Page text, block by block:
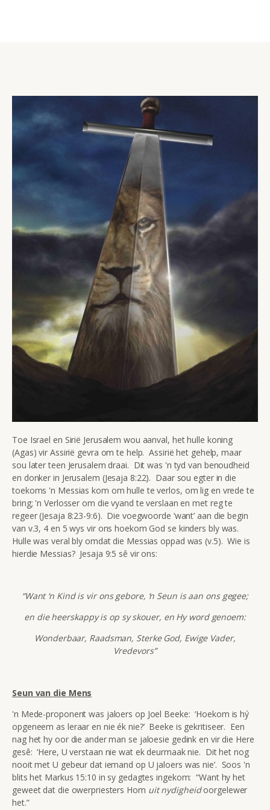
Toe Israel en Sirië Jerusalem wou aanval, het hulle koning
(Agas) vir Assirië gevra om te help. Assirië het gehelp, maar
sou later teen Jerusalem draai. Dit was 'n tyd van benoudheid
en donker in Jerusalem (Jesaja 8:22). Daar sou egter in die
toekoms 'n Messias kom om hulle te verlos, om lig en vrede te
bring; 'n Verlosser om die vyand te verslaan en met reg te
regeer (Jesaja 8:23-9:6). Die voegwoorde ‘want’ aan die begin
van v.3, 4 en 5 wys vir ons hoekom God se kinders bly was.
Hulle was veral bly omdat die Messias oppad was (v.5). Wie is
hierdie Messias? Jesaja 9:5 sê vir ons:
“Want ‘n Kind is vir ons gebore, ‘n Seun is aan ons gegee;
en die heerskappy is op sy skouer, en Hy word genoem:
Wonderbaar, Raadsman, Sterke God, Ewige Vader,
Vredevors”
Seun van die Mens
'n Mede-proponent was jaloers op Joel Beeke: ‘Hoekom is hý
opgeneem as leraar en nie ék nie?’ Beeke is gekritiseer. Een
nag het hy oor die ander man se jaloesie gedink en vir die Here
gesê: ‘Here, U verstaan nie wat ek deurmaak nie. Dit het nog
nooit met U gebeur dat iemand op U jaloers was nie’. Soos 'n
blits het Markus 15:10 in sy gedagtes ingekom: “Want hy het
geweet dat die owerpriesters Hom uit nydigheidoorgelewer
het.”